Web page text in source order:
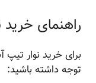
راهنمای خرید
برای خرید نوار تیپ
توجه داشته باشید: